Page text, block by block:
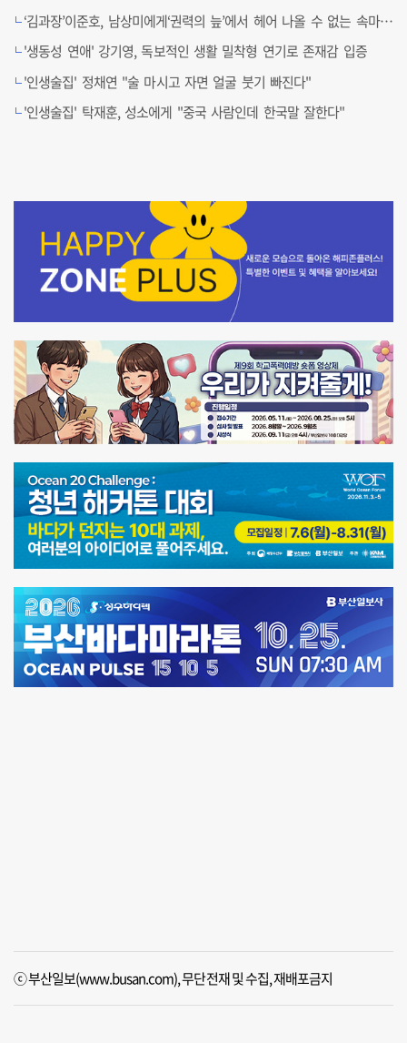
‘김과장’이준호, 남상미에게‘권력의 늪’에서 헤어 나올 수 없는 속마음 고백
'생동성 연애' 강기영, 독보적인 생활 밀착형 연기로 존재감 입증
'인생술집' 정채연 "술 마시고 자면 얼굴 붓기 빠진다"
'인생술집' 탁재훈, 성소에게 "중국 사람인데 한국말 잘한다"
ⓒ 부산일보(www.busan.com), 무단전재 및 수집, 재배포금지